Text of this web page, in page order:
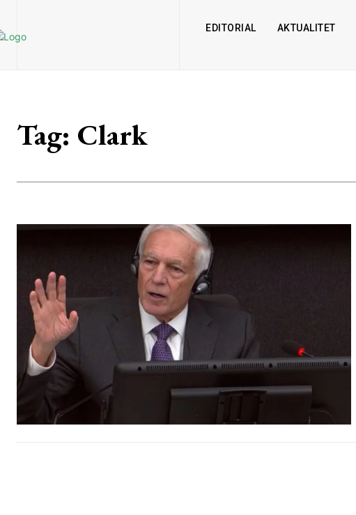
EDITORIAL AKTUALITET
Tag: Clark